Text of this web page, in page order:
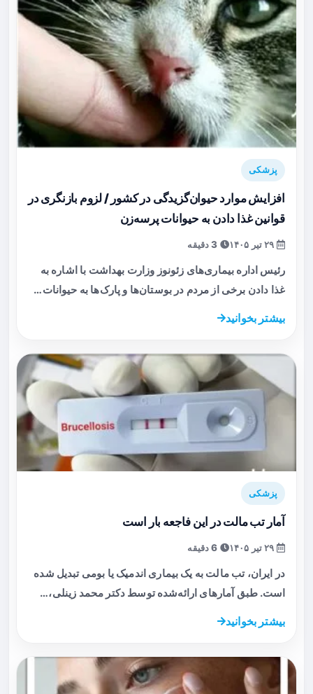
پزشکی
افزایش موارد حیوان‌گزیدگی در کشور / لزوم بازنگری در
قوانین غذا دادن به حیوانات پرسه‌زن
رئیس اداره بیماری‌های زئونوز وزارت بهداشت با اشاره به
غذا دادن برخی از مردم در بوستان‌ها و پارک‌ها به حیوانات…
بیشتر بخوانید
پزشکی
آمار تب مالت در این فاجعه بار است
در ایران، تب مالت به یک بیماری اندمیک یا بومی تبدیل شده
است. طبق آمارهای ارائه‌شده توسط دکتر محمد زینلی،…
بیشتر بخوانید